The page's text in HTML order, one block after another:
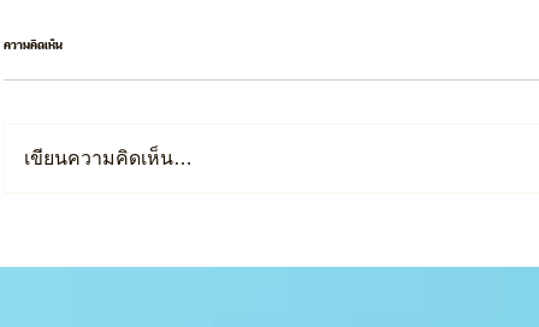
ความคิดเห็น
เขียนความคิดเห็น…